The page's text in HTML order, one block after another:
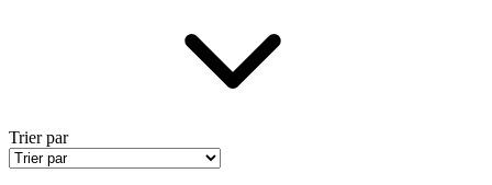
Trier par